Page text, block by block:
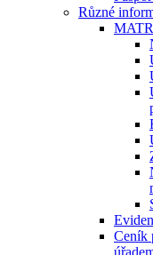
Různé
Ceník